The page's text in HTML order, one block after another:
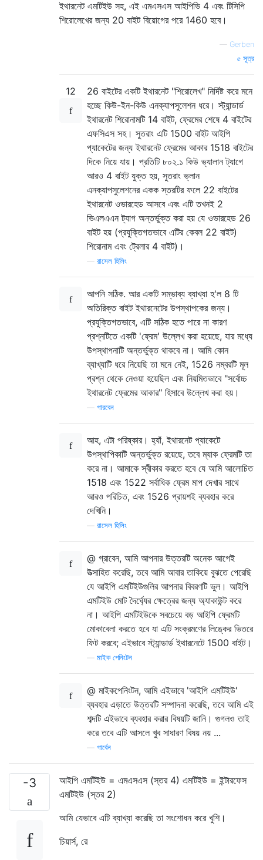
ইথারনেট এমটিইউ সহ, এই এমএসএস আইপিভি 4 এবং টিসিপি
শিরোলেখের জন্য 20 বাইট বিয়োগের পরে 1460 হবে।
— Gerben
সূত্র
12
26 বাইটের একটি ইথারনেট "শিরোলেখ" নির্দিষ্ট করে মনে
হচ্ছে কিউ-ইন-কিউ এনক্যাপসুলেশন ধরে। স্ট্যান্ডার্ড
ইথারনেট শিরোনামটি 14 বাইট, ফ্রেমের শেষে 4 বাইটের
এফসিএস সহ। সুতরাং এটি 1500 বাইট আইপি
প্যাকেটের জন্য ইথারনেট ফ্রেমের আকার 1518 বাইটের
দিকে নিয়ে যায়। প্রতিটি ৮০২.১ কিউ ভ্যালান ট্যাগে
আরও 4 বাইট যুক্ত হয়, সুতরাং ভ্লান
এনক্যাপসুলেশনের একক স্তরটির ফলে 22 বাইটের
ইথারনেট ওভারহেড আসবে এবং এটি তখনই 2
ভিএলএএন ট্যাগ অন্তর্ভুক্ত করা হয় যে ওভারহেড 26
বাইট হয় (প্রযুক্তিগতভাবে এটির কেবল 22 বাইট)
শিরোনাম এবং ট্রেলার 4 বাইট)।
রাসেল হিলিং
আপনি সঠিক. আর একটি সম্ভাব্য ব্যাখ্যা হ'ল 8 টি
অতিরিক্ত বাইট ইথারনেটের উপস্থাপকের জন্য।
প্রযুক্তিগতভাবে, এটি সঠিক হতে পারে না কারণ
প্রশ্নটিতে একটি 'ফ্রেম' উল্লেখ করা হয়েছে, যার মধ্যে
উপস্থাপনাটি অন্তর্ভুক্ত থাকবে না। আমি কোন
ব্যাখ্যাটি ধরে নিয়েছি তা মনে নেই, 1526 নম্বরটি মূল
প্রশ্ন থেকে নেওয়া হয়েছিল এবং নিয়মিতভাবে "সর্বোচ্চ
ইথারনেট ফ্রেমের আকার" হিসাবে উল্লেখ করা হয়।
গারবেন
আহ, এটা পরিষ্কার। হ্যাঁ, ইথারনেট প্যাকেটে
উপস্থাপিকাটি অন্তর্ভুক্ত রয়েছে, তবে ম্যাক ফ্রেমটি তা
করে না। আমাকে স্বীকার করতে হবে যে আমি আলোচিত
1518 এবং 1522 সর্বাধিক ফ্রেম মাপ দেখার সাথে
আরও পরিচিত, এবং 1526 প্রায়শই ব্যবহার করে
দেখিনি।
রাসেল হিলিং
@ গ্রাবেন, আমি আপনার উত্তরটি অনেক আগেই
উত্সাহিত করেছি, তবে আমি আবার তাকিয়ে বুঝতে পেরেছি
যে আইপি এমটিইউগুলির আপনার বিবরণটি ভুল। আইপি
এমটিইউ মোট দৈর্ঘ্যের ক্ষেত্রের জন্য অ্যাকাউন্ট করে
না। আইপি এমটিইউকে সবচেয়ে বড় আইপি ফ্রেমটি
মোকাবেলা করতে হবে যা এটি সংক্রমণের লিঙ্কের ভিতরে
ফিট করবে; এইভাবে স্ট্যান্ডার্ড ইথারনেটে 1500 বাইট।
মাইক পেনিংটন
@ মাইকপেনিংটন, আমি এইভাবে 'আইপি এমটিইউ'
ব্যবহার এড়াতে উত্তরটি সম্পাদনা করেছি, তবে আমি এই
শব্দটি এইভাবে ব্যবহার করার বিষয়টি জানি। গুগলও তাই
করে তবে এটি আসলে খুব সাধারণ বিষয় নয় ...
গার্বেন
-3
আইপি এমটিইউ = এমএসএস (স্তর 4) এমটিইউ = ইন্টারফেস
এমটিইউ (স্তর 2)
আমি যেভাবে এটি ব্যাখ্যা করেছি তা সংশোধন করে খুশি।
চিয়ার্স, রে